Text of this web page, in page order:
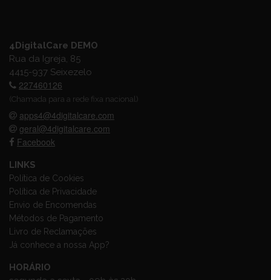
4DigitalCare DEMO
Rua da Igreja, 85
4415-937 Seixezelo
227460126
(Chamada para a rede fixa nacional)
apps4@4digitalcare.com
geral@4digitalcare.com
Facebook
LINKS
Política de Cookies
Política de Privacidade
Envio de Encomendas
Métodos de Pagamento
Livro de Reclamações
Já conhece a nossa App?
HORÁRIO